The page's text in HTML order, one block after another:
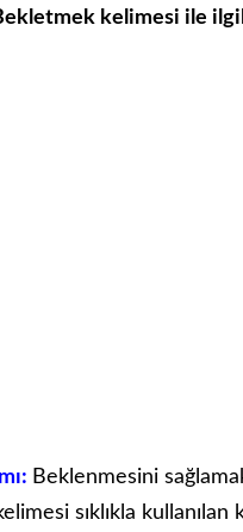
kelimesi ile
Beklenmesini
sıklıkla